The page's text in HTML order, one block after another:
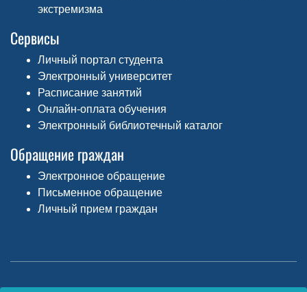
экстремизма
Сервисы
Личный портал студента
Электронный университет
Расписание занятий
Онлайн-оплата обучения
Электронный библиотечный каталог
Обращение граждан
Электронное обращение
Письменное обращение
Личный прием граждан